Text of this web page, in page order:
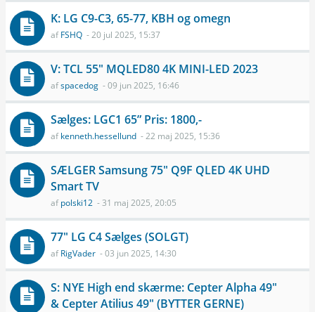
K: LG C9-C3, 65-77, KBH og omegn
afFSHQ - 20 jul 2025, 15:37
V: TCL 55" MQLED80 4K MINI-LED 2023
afspacedog - 09 jun 2025, 16:46
Sælges: LGC1 65” Pris: 1800,-
afkenneth.hessellund - 22 maj 2025, 15:36
SÆLGER Samsung 75" Q9F QLED 4K UHD
Smart TV
afpolski12 - 31 maj 2025, 20:05
77" LG C4 Sælges (SOLGT)
afRigVader - 03 jun 2025, 14:30
S: NYE High end skærme: Cepter Alpha 49"
& Cepter Atilius 49" (BYTTER GERNE)